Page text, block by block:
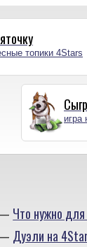
топики 4Stars
игра
Что нужно для
Дуэли на